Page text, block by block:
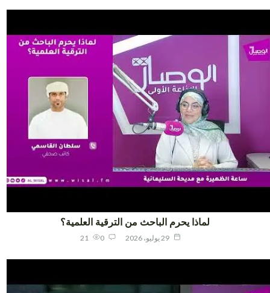
لماذا يحرم الباحث من الترقية العلمية؟
21